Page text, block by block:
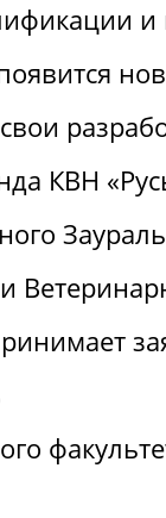
и
КВН